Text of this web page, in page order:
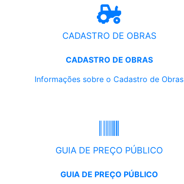
CADASTRO DE OBRAS
CADASTRO DE OBRAS
Informações sobre o Cadastro de Obras
GUIA DE PREÇO PÚBLICO
GUIA DE PREÇO PÚBLICO